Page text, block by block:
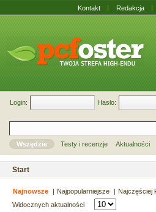
Kontakt Redakcja
Login: Hasło:
Wszędzie Testy i recenzje Aktualności
Start
Najnowsze Najpopularniejsze Najczęściej
Widocznych aktualności